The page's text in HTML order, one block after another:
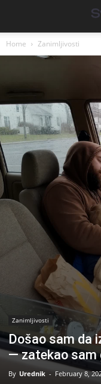
Home Zanimljivosti
Zanimljivosti
Došao sam da
— zatekao sam
By Urednik - February 8,